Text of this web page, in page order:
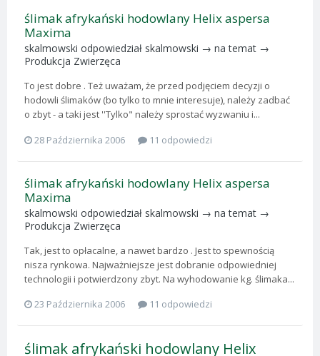
ślimak afrykański hodowlany Helix aspersa
Maxima
skalmowski odpowiedział skalmowski → na temat →
Produkcja Zwierzęca
To jest dobre . Też uważam, że przed podjęciem decyzji o
hodowli ślimaków (bo tylko to mnie interesuje), należy zadbać
o zbyt - a taki jest ''Tylko" należy sprostać wyzwaniu i...
28 Października 2006
11 odpowiedzi
ślimak afrykański hodowlany Helix aspersa
Maxima
skalmowski odpowiedział skalmowski → na temat →
Produkcja Zwierzęca
Tak, jest to opłacalne, a nawet bardzo . Jest to spewnością
nisza rynkowa. Najważniejsze jest dobranie odpowiedniej
technologii i potwierdzony zbyt. Na wyhodowanie kg. ślimaka...
23 Października 2006
11 odpowiedzi
ślimak afrykański hodowlany Helix